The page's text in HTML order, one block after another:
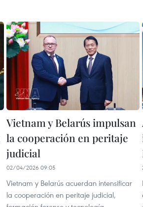
Vietnam y Belarús impulsan
la cooperación en peritaje
judicial
02/04/2026 09:05
Vietnam y Belarús acuerdan intensificar
la cooperación en peritaje judicial,